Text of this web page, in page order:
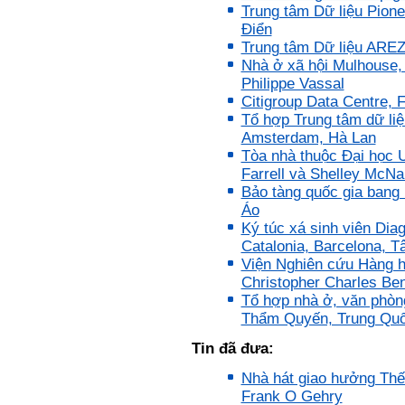
Trung tâm Dữ liệu
Điển
Trung tâm Dữ liệu
Nhà ở xã hội
Philippe Vassal
Citigroup Data Centre,
Tổ hợp Trung tâm dữ
Amsterdam, Hà Lan
Tòa nhà thuộc Đại học
Farrell và Shelley
Bảo tàng quốc gia
Áo
Ký túc xá sinh viên
Catalonia, Barcelona,
Viện Nghiên cứu Hàng
Christopher Charles
Tổ hợp nhà ở, văn
Thẩm Quyến, Trung
Tin đã đưa:
Nhà hát giao hưởng
Frank O Gehry